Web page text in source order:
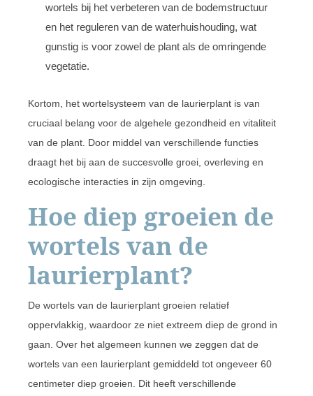
wortels bij het verbeteren van de bodemstructuur
en het reguleren van de waterhuishouding, wat
gunstig is voor zowel de plant als de omringende
vegetatie.
Kortom, het wortelsysteem van de laurierplant is van
cruciaal belang voor de algehele gezondheid en vitaliteit
van de plant. Door middel van verschillende functies
draagt het bij aan de succesvolle groei, overleving en
ecologische interacties in zijn omgeving.
Hoe diep groeien de
wortels van de
laurierplant?
De wortels van de laurierplant groeien relatief
oppervlakkig, waardoor ze niet extreem diep de grond in
gaan. Over het algemeen kunnen we zeggen dat de
wortels van een laurierplant gemiddeld tot ongeveer 60
centimeter diep groeien. Dit heeft verschillende